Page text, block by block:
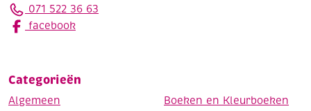
071 522 36 63
facebook
Categorieën
Algemeen
Boeken en Kleurboeken